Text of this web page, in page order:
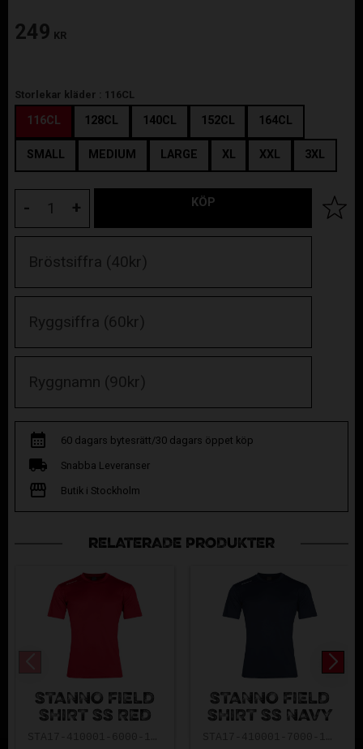
249 KR
Storlekar kläder : 116CL
116CL 128CL 140CL 152CL 164CL
SMALL MEDIUM LARGE XL XXL 3XL
+
- KÖP Lägg
60 dagars bytesrätt/30 dagars öppet köp
Snabba Leveranser
Butik i Stockholm
RELATERADE PRODUKTER
STANNO FIELD
SHIRT SS RED
STANNO FIELD
SHIRT SS NAVY